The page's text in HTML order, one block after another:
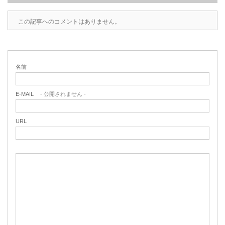
この記事へのコメントはありません。
名前
E-MAIL - 公開されません -
URL